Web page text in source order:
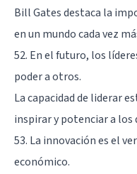
Bill Gates destaca la
en un mundo cada vez
52. En el futuro, los
poder a otros.
La capacidad de liderar
inspirar y potenciar a los
53. La innovación es el
económico.